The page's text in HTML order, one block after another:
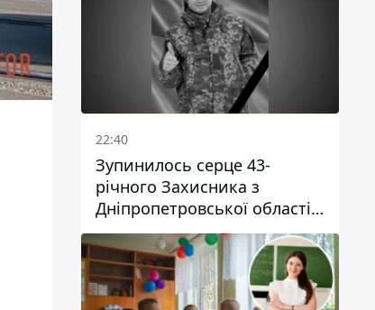
22:40
Зупинилось серце 43-
річного Захисника з
Дніпропетровської області
Євгена Зінченка